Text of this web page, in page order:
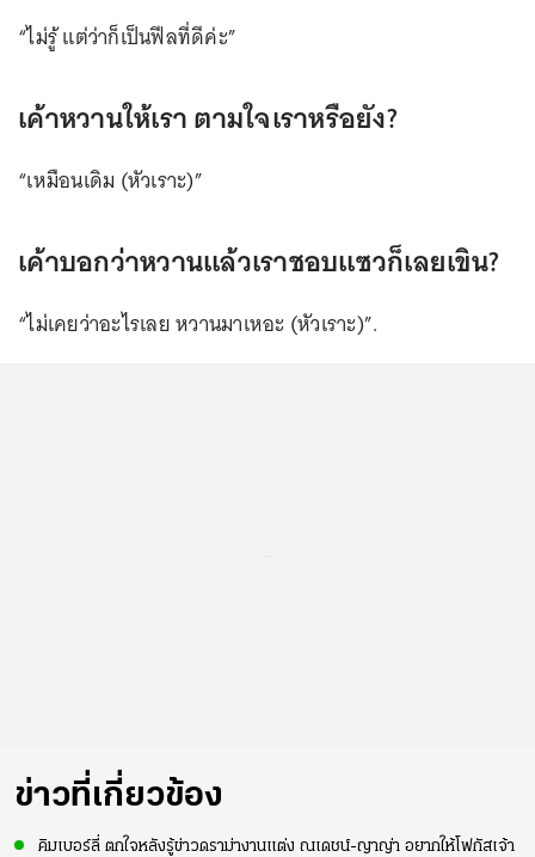
“ไม่รู้ แต่ว่าก็เป็นฟีลที่ดีค่ะ”
เค้าหวานให้เรา ตามใจเราหรือยัง?
“เหมือนเดิม (หัวเราะ)”
เค้าบอกว่าหวานแล้วเราชอบแซวก็เลยเขิน?
“ไม่เคยว่าอะไรเลย หวานมาเหอะ (หัวเราะ)”.
ข่าวที่เกี่ยวข้อง
คิมเบอร์ลี่ ตกใจหลังรู้ข่าวดราม่างานแต่ง ณเดชน์-ญาญ่า อยากให้โฟกัสเจ้า